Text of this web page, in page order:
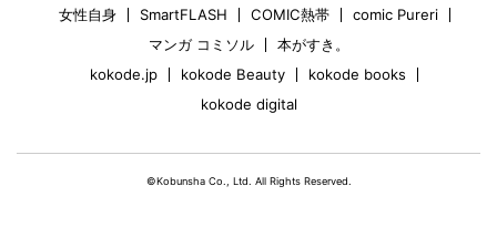
女性自身
SmartFLASH COMIC熱帯
comic Pureri
マンガ コミソル
本がすき。
kokode.jp
kokode Beauty
kokode books
kokode digital
©Kobunsha Co., Ltd. All Rights Reserved.